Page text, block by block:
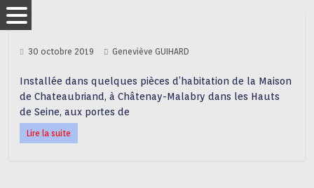
30 octobre 2019 Geneviève GUIHARD
Installée dans quelques pièces d’habitation de la Maison
de Chateaubriand, à Châtenay-Malabry dans les Hauts
de Seine, aux portes de
Lire la suite